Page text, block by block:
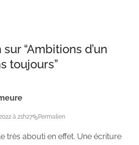
“Ambitions d’un
toujours”
à 21h27 Permalien
très abouti en effet. Une écriture